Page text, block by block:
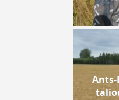
Ants-